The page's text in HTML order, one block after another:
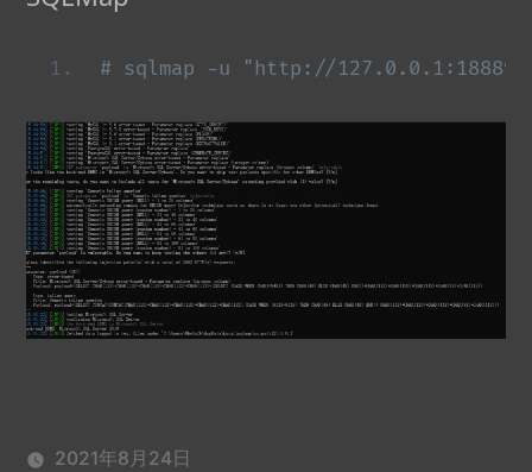
# sqlmap -u "http://
2021年8月24日